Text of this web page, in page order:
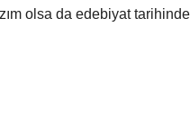
olsa da edebiyat tarihinde